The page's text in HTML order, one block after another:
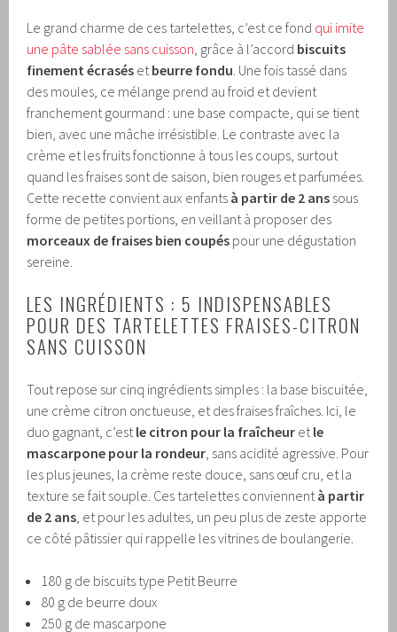
Le grand charme de ces tartelettes, c’est ce fond qui imite
une pâte sablée sans cuisson, grâce à l’accord biscuits
finement écrasés etbeurre fondu. Une fois tassé dans
des moules, ce mélange prend au froid et devient
franchement gourmand : une base compacte, qui se tient
bien, avec une mâche irrésistible. Le contraste avec la
crème et les fruits fonctionne à tous les coups, surtout
quand les fraises sont de saison, bien rouges et parfumées.
Cette recette convient aux enfants à partir de 2 ans sous
forme de petites portions, en veillant à proposer des
morceaux de fraises bien coupés pour une dégustation
sereine.
LES INGRÉDIENTS : 5 INDISPENSABLES
POUR DES TARTELETTES FRAISES-CITRON
SANS CUISSON
Tout repose sur cinq ingrédients simples : la base biscuitée,
une crème citron onctueuse, et des fraises fraîches. Ici, le
duo gagnant, c’estle citron pour la fraîcheur etle
mascarpone pour la rondeur, sans acidité agressive. Pour
les plus jeunes, la crème reste douce, sans œuf cru, et la
texture se fait souple. Ces tartelettes conviennentà partir
de 2 ans, et pour les adultes, un peu plus de zeste apporte
ce côté pâtissier qui rappelle les vitrines de boulangerie.
180 g de biscuits type Petit Beurre
80 g de beurre doux
250 g de mascarpone